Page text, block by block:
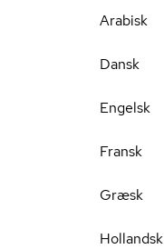
Arabisk
Dansk
Engelsk
Fransk
Græsk
Hollandsk